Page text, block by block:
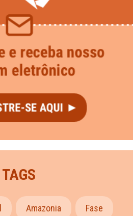
TAGS
Amazonia Fase